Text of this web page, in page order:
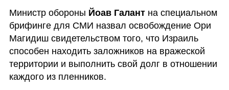
Министр обороны Йоав Галант на специальном
брифинге для СМИ назвал освобождение Ори
Магидиш свидетельством того, что Израиль
способен находить заложников на вражеской
территории и выполнить свой долг в отношении
каждого из пленников.